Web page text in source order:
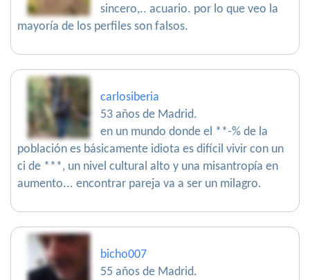
sincero,.. acuario. por lo que veo la
mayoría de los perfiles son falsos.
carlosiberia
53 años de Madrid.
en un mundo donde el **-% de la
población es básicamente idiota es difícil vivir con un
ci de ***, un nivel cultural alto y una misantropía en
aumento... encontrar pareja va a ser un milagro.
bicho007
55 años de Madrid.